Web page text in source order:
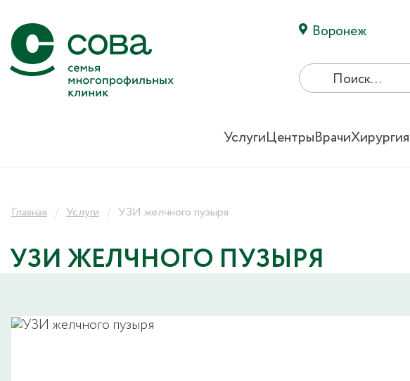
Воронеж
УслугиЦентрыВрачиХирургия
Главная Услуги УЗИ желчного пузыря
УЗИ ЖЕЛЧНОГО ПУЗЫРЯ